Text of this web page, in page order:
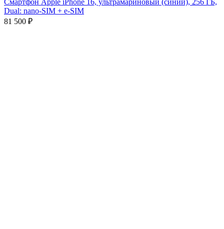
Dual: nano-SIM + e-SIM
81 500 ₽